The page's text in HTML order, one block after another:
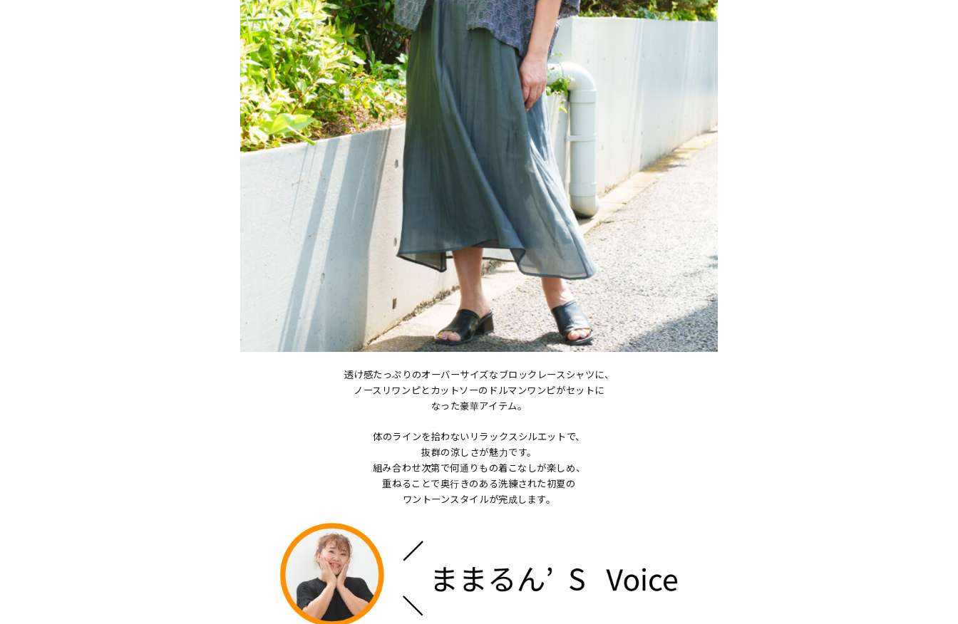
透け感たっぷりのオーバーサイズなブロックレースシャツに、
ノースリワンピとカットソーのドルマンワンピがセットに
なった豪華アイテム。
体のラインを拾わないリラックスシルエットで、
抜群の涼しさが魅力です。
組み合わせ次第で何通りもの着こなしが楽しめ、
重ねることで奥行きのある洗練された初夏の
ワントーンスタイルが完成します。